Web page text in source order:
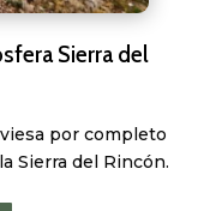
Sierra del
por completo
Sierra del Rincón.